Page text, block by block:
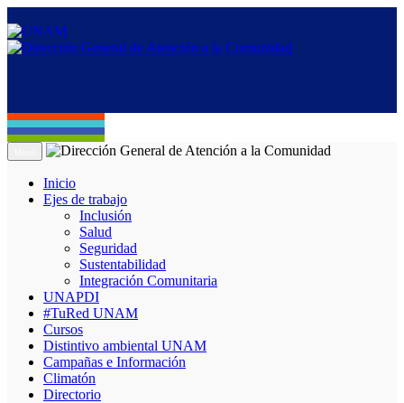
Inicio
Ejes de trabajo
Inclusión
Salud
Seguridad
Sustentabilidad
Integración Comunitaria
UNAPDI
#TuRed UNAM
Cursos
Distintivo ambiental UNAM
Campañas e Información
Climatón
Directorio